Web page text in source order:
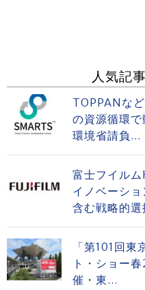
人気記
TOPPANな
の資源循環
環境省請負...
富士フイル
イノベーシ
含む戦略的選
「第101回
ト・ショー
催・東...